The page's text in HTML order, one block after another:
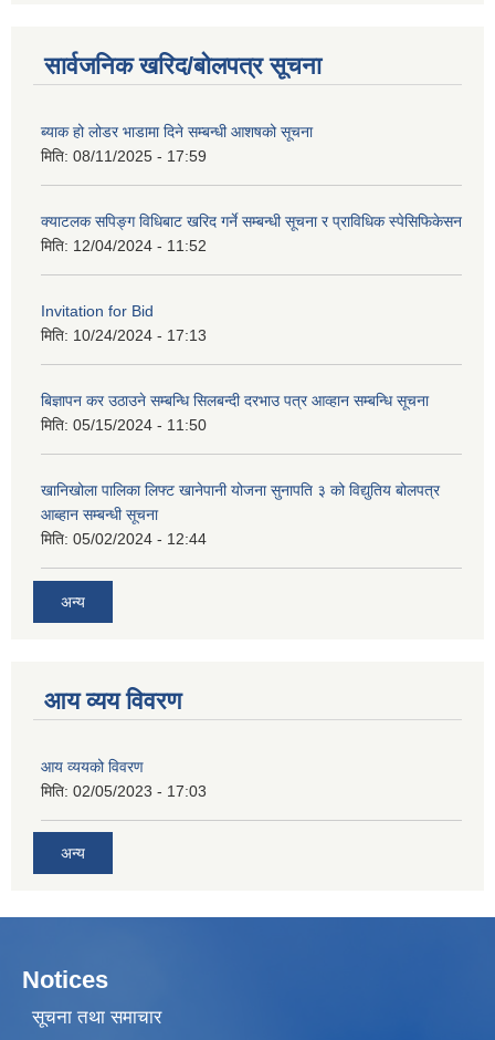
सार्वजनिक खरिद/बोलपत्र सूचना
ब्याक हो लोडर भाडामा दिने सम्बन्धी आशषको सूचना
मिति: 08/11/2025 - 17:59
क्याटलक सपिङ्ग विधिबाट खरिद गर्ने सम्बन्धी सूचना र प्राविधिक स्पेसिफिकेसन
मिति: 12/04/2024 - 11:52
Invitation for Bid
मिति: 10/24/2024 - 17:13
बिज्ञापन कर उठाउने सम्बन्धि सिलबन्दी दरभाउ पत्र आव्हान सम्बन्धि सूचना
मिति: 05/15/2024 - 11:50
खानिखोला पालिका लिफ्ट खानेपानी योजना सुनापति ३ को विद्युतिय बोलपत्र
आब्हान सम्बन्धी सूचना
मिति: 05/02/2024 - 12:44
अन्य
आय व्यय विवरण
आय व्ययको विवरण
मिति: 02/05/2023 - 17:03
अन्य
Notices
सूचना तथा समाचार